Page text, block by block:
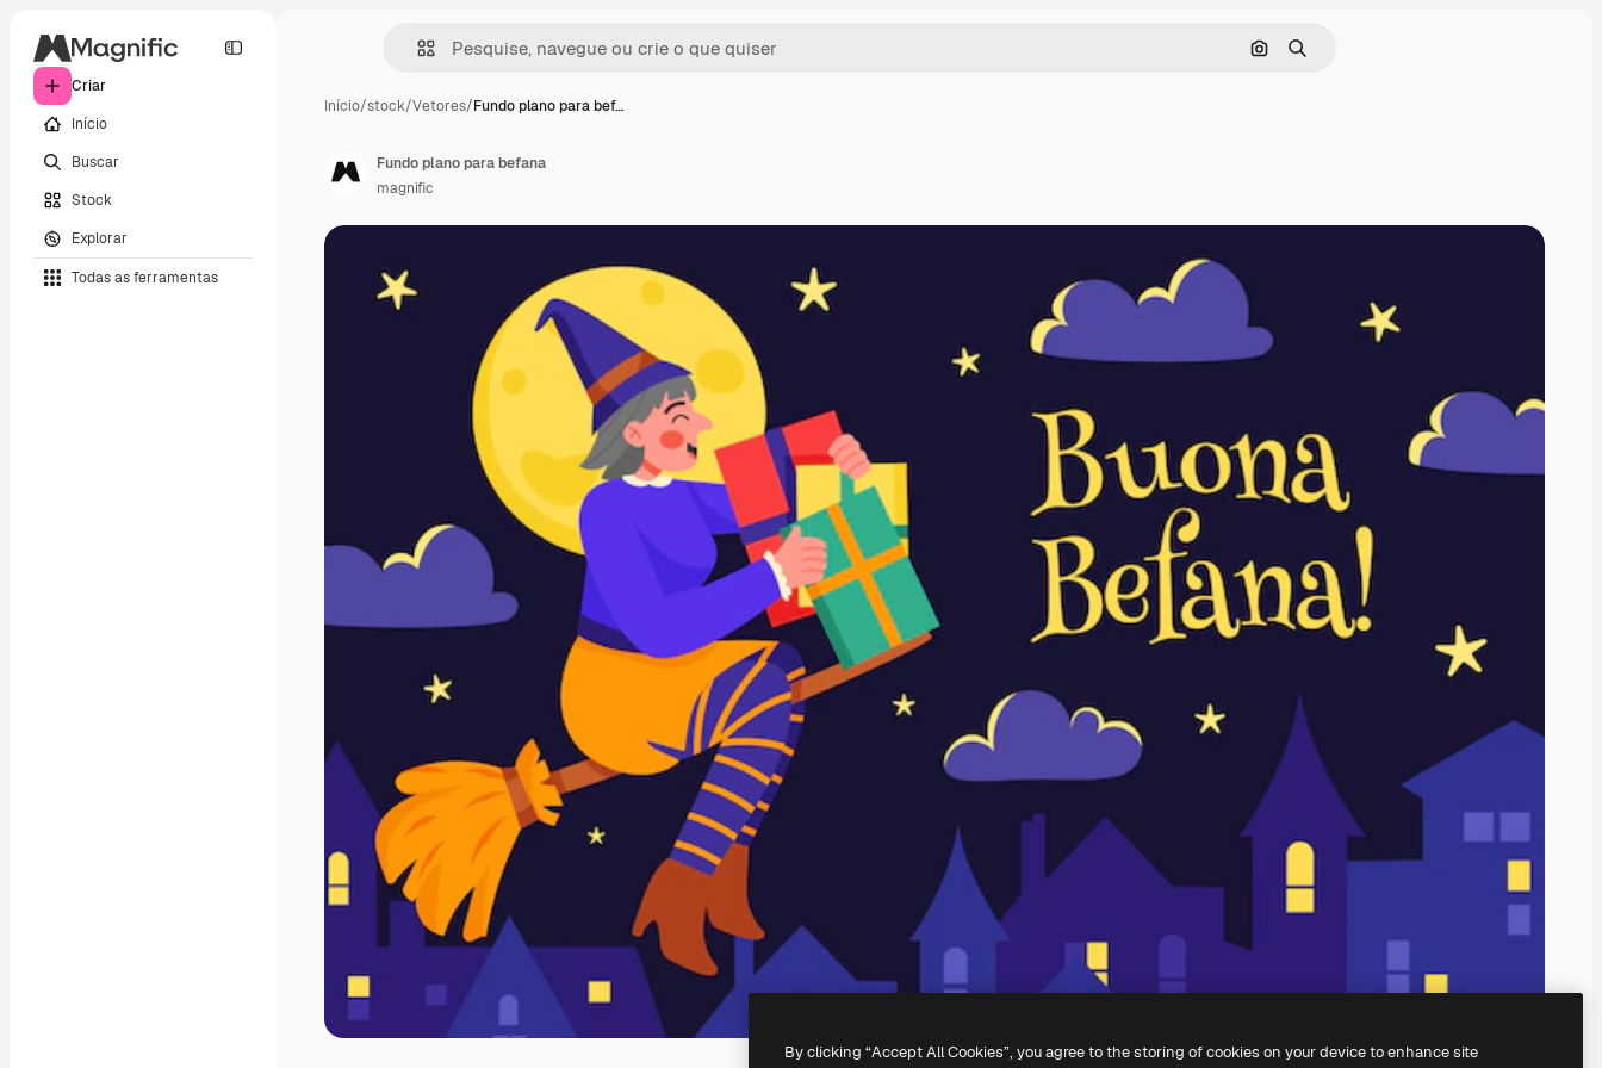
Criar
Início
Buscar
Stock
Explorar
Todas as ferramentas
Pesquisar por imagem
Buscar
Início/stock/Vetores/Fundo plano para bef…
Fundo plano para befana
magnific
By clicking “Accept All Cookies”, you agree to the storing of cookies on your device to enhance site